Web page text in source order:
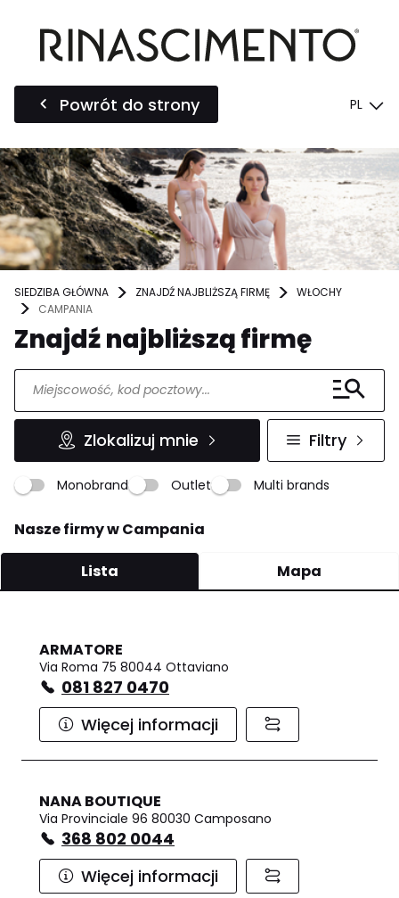
Powrót do strony PL
SIEDZIBA GŁÓWNA ZNAJDŹ NAJBLIŻSZĄ FIRMĘ
WŁOCHY
CAMPANIA
Znajdź najbliższą firmę
Zlokalizuj mnie Filtry
Monobrand Outlet Multi brands
Nasze firmy w Campania
Lista Mapa
ARMATORE
Via Roma 75 80044 Ottaviano
081 827 0470
Więcej informacji
NANA BOUTIQUE
Via Provinciale 96 80030 Camposano
368 802 0044
Więcej informacji